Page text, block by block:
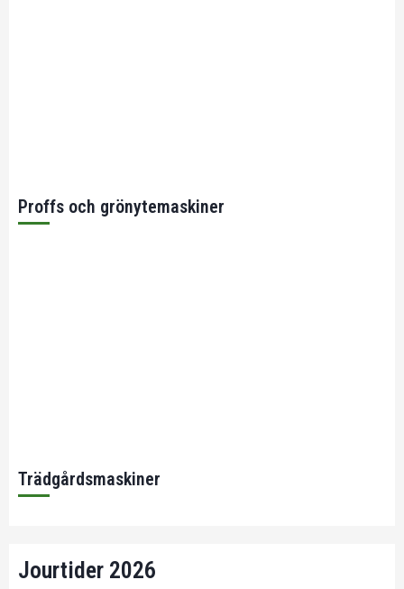
Proffs och grönytemaskiner
Trädgårdsmaskiner
Jourtider 2026